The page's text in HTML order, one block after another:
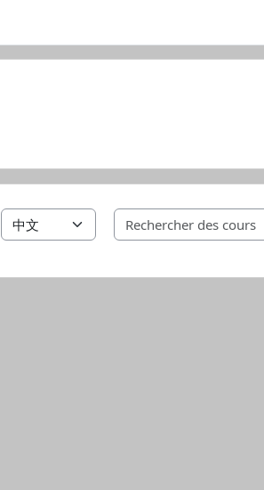
Catégories de cours